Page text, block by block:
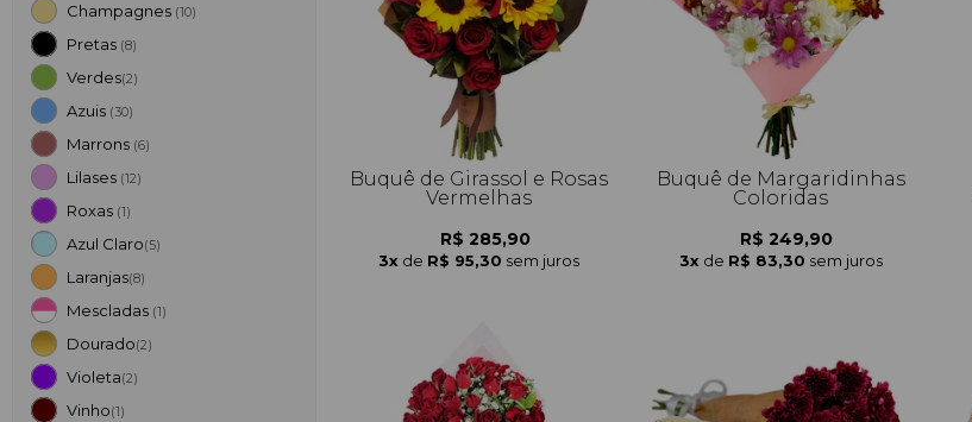
Champagnes (10)
Pretas (8)
Verdes(2)
Azuis (30)
Marrons (6)
Lilases (12)
Roxas (1)
Azul Claro(5)
Laranjas(8)
Mescladas (1)
Dourado(2)
Violeta(2)
Vinho(1)
Buquê de Girassol e Rosas
Vermelhas
R$ 285,90
3x de R$ 95,30 sem juros
Buquê de Margaridinhas
Coloridas
R$ 249,90
3x de R$ 83,30 sem juros